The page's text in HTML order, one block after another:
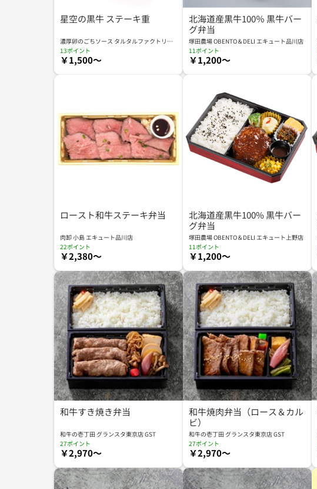
星空の黒牛 ステーキ重
濃厚卵のごちソース タルタルファクトリー
by塚田農場 エキュート大宮店
13ポイント
￥1,500～
北海道産黒牛100％ 黒牛バー
グ弁当
塚田農場 OBENTO＆DELI エキュート品川店
11ポイント
￥1,200～
ロースト和牛ステーキ弁当
肉卸 小島 エキュート品川店
22ポイント
￥2,380～
北海道産黒牛100% 黒牛バー
グ弁当
塚田農場 OBENTO＆DELI エキュート上野店
11ポイント
￥1,200～
和牛すき焼き弁当
和牛の壱丁田 グランスタ東京店 GST
27ポイント
￥2,970～
和牛焼肉弁当（ロース＆カル
ビ）
和牛の壱丁田 グランスタ東京店 GST
27ポイント
￥2,970～